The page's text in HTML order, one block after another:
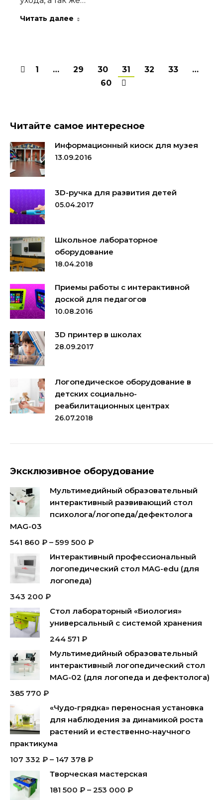
Читать далее
1 … 29 30 31 32 33
…
60
Читайте самое интересное
Информационный киоск для музея
13.09.2016
3D-ручка для развития детей
05.04.2017
Школьное лабораторное
оборудование
18.04.2018
Приемы работы с интерактивной
доской для педагогов
10.08.2016
3D принтер в школах
28.09.2017
Логопедическое оборудование в
детских социально-
реабилитационных центрах
26.07.2018
Эксклюзивное оборудование
Мультимедийный образовательный
интерактивный развивающий стол
психолога/логопеда/дефектолога
MAG-03
541 860 ₽ – 599 500 ₽
Интерактивный профессиональный
логопедический стол MAG-edu (для
логопеда)
343 200 ₽
Стол лабораторный «Биология»
универсальный с системой хранения
244 571 ₽
Мультимедийный образовательный
интерактивный логопедический стол
MAG-02 (для логопеда и дефектолога)
385 770 ₽
«Чудо-грядка» переносная установка
для наблюдения за динамикой роста
растений и естественно-научного
практикума
107 332 ₽ – 147 378 ₽
Творческая мастерская
181 500 ₽ – 253 000 ₽